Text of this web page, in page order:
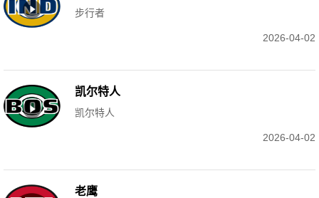
步行者
2026-04-02
凯尔特人
凯尔特人
2026-04-02
老鹰